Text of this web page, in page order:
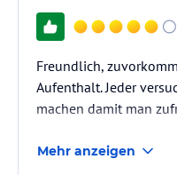
Freundlich,
Aufenthalt. Jeder
machen damit man
Mehr anzeigen